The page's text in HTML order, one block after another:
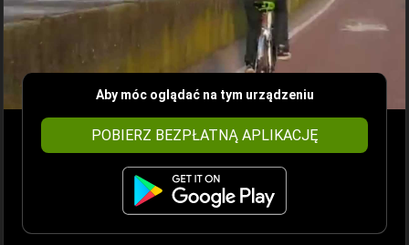
Aby móc oglądać na tym urządzeniu
POBIERZ BEZPŁATNĄ APLIKACJĘ